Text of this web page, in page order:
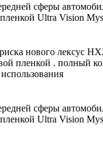
сферы
Ultra Vision
нового лексус
пленкой . полный
сферы
Ultra Vision